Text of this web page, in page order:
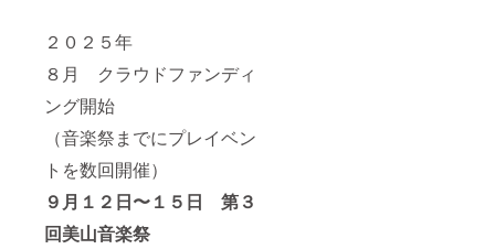
２０２５年
８月 クラウドファンディ
ング開始
（音楽祭までにプレイベン
トを数回開催）
９月１２日〜１５日 第３
回美山音楽祭